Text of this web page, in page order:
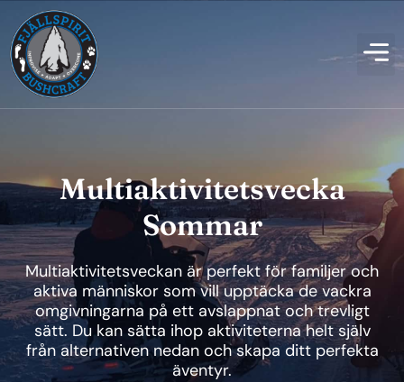
Multiaktivitetsvecka
Sommar
Multiaktivitetsveckan är perfekt för familjer och
aktiva människor som vill upptäcka de vackra
omgivningarna på ett avslappnat och trevligt
sätt. Du kan sätta ihop aktiviteterna helt själv
från alternativen nedan och skapa ditt perfekta
äventyr.